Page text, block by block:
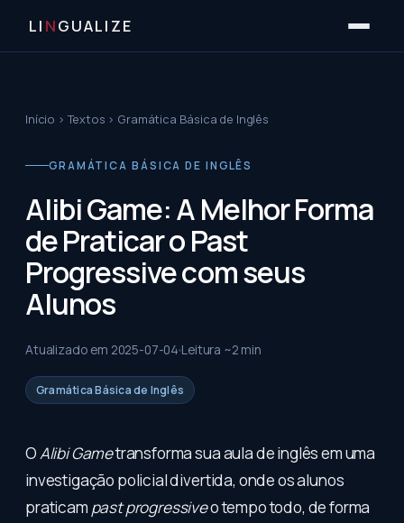
LI NGUALIZE
Início ›Textos › Gramática Básica de Inglês
GRAMÁTICA BÁSICA DE INGLÊS
Alibi Game: A Melhor Forma
de Praticar o Past
Progressive com seus
Alunos
Atualizado em 2025-07-04 Leitura ~2 min
Gramática Básica de Inglês
OAlibi Gametransforma sua aula de inglês em uma
investigação policial divertida, onde os alunos
praticam past progressiveo tempo todo, de forma